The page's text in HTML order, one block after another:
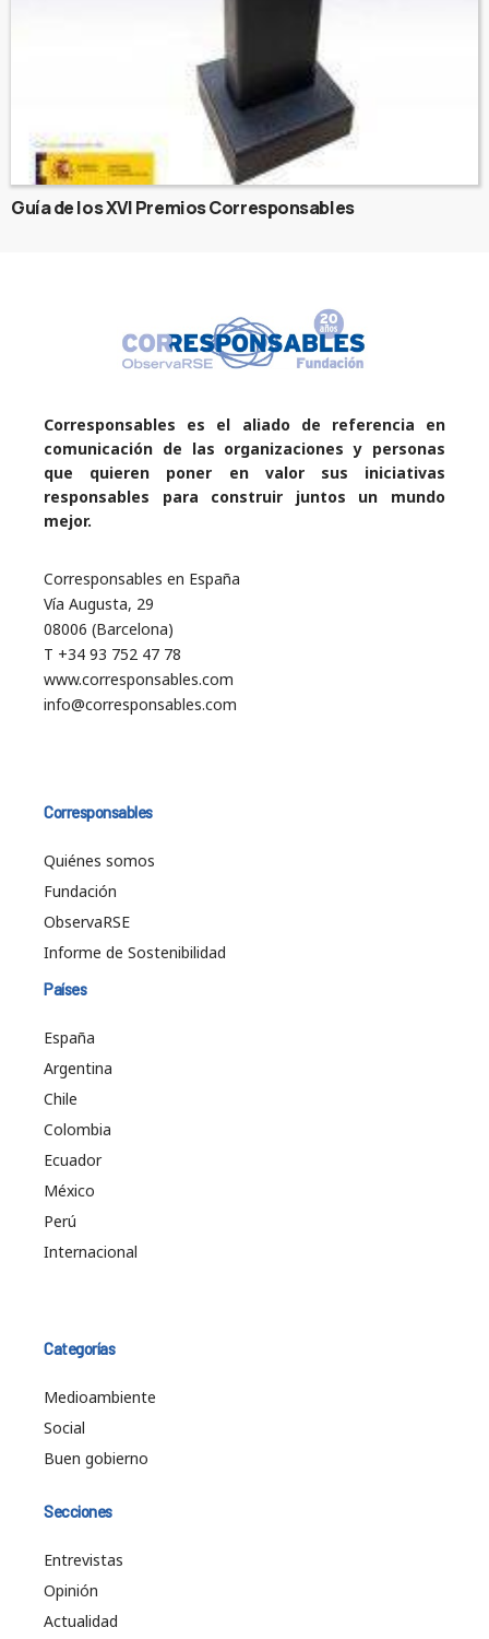
Guía de los XVI Premios Corresponsables
Corresponsables es el aliado de referencia en
comunicación de las organizaciones y personas
que quieren poner en valor sus iniciativas
responsables para construir juntos un mundo
mejor.
Corresponsables en España
Vía Augusta, 29
08006 (Barcelona)
T +34 93 752 47 78
www.corresponsables.com
info@corresponsables.com
Corresponsables
Quiénes somos
Fundación
ObservaRSE
Informe de Sostenibilidad
Países
España
Argentina
Chile
Colombia
Ecuador
México
Perú
Internacional
Categorías
Medioambiente
Social
Buen gobierno
Secciones
Entrevistas
Opinión
Actualidad